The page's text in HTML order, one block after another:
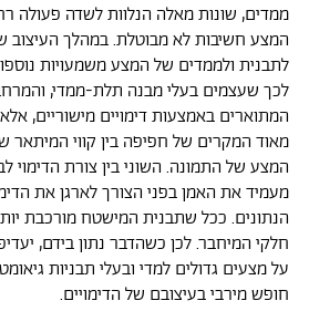
ממדים, שונות מאלה הנלוות לשדה פעולה
המצע חשיבות לא מבוטלת. במהלך העיצוב
לתבנית ולממדים של המצע משמעויות
לכך שעצמים בעלי מבנה תלת-ממדי,
המתוארים באמצעות דימויים מישוריים,
מאוד המקרים של חפיפה בין קווי המיתאר
המצע של התמונה. השוני בין צורת הדימוי
מעמיד את האמן בפני הצורך לארגן את
הנתונים. ככל שתבנית המישטח מורכבת
חלקי המיחבר. לכן כשהדבר נתון בידם,
על מצעים גדולים למדי ובעלי תבניות
חופש מירבי בעיצובם של הדימויים.